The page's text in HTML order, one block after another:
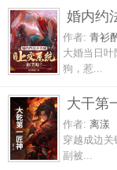
婚内约
作者: 青衫
大婚当日
狗，惹...
大干第
作者: 离漾
穿越成边
副被...